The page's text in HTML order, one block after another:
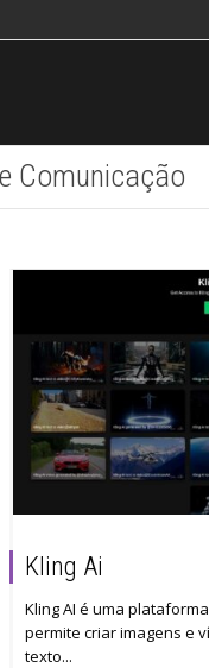
Comunicação
Kling Ai
Kling AI é uma
permite criar imagens e
texto...